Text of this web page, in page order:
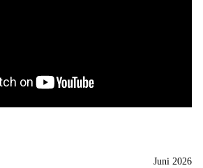
Juni 2026